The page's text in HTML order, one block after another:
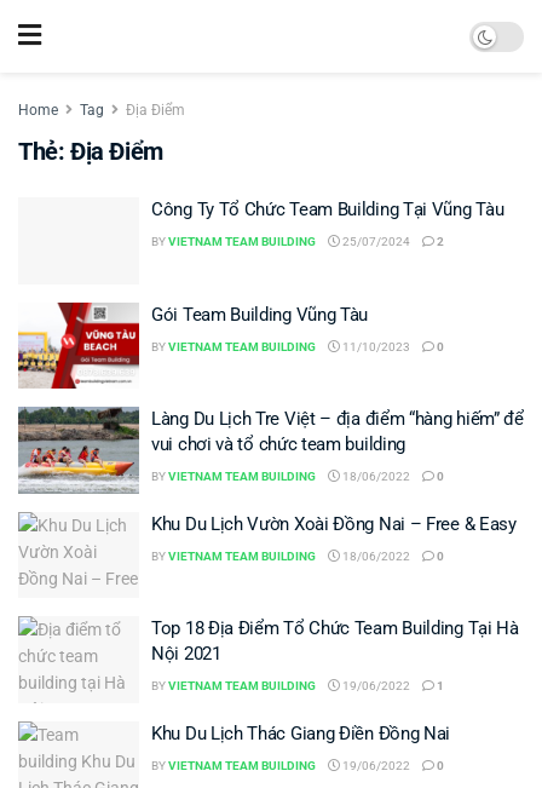
Home Tag Địa Điểm
Thẻ:Địa Điểm
Công Ty Tổ Chức Team Building Tại Vũng Tàu
BYVIETNAM TEAM BUILDING 25/07/2024 2
Gói Team Building Vũng Tàu
BYVIETNAM TEAM BUILDING 11/10/2023 0
Làng Du Lịch Tre Việt – địa điểm “hàng hiếm” để
vui chơi và tổ chức team building
BYVIETNAM TEAM BUILDING 18/06/2022 0
Khu Du Lịch Vườn Xoài Đồng Nai – Free & Easy
BYVIETNAM TEAM BUILDING 18/06/2022 0
Top 18 Địa Điểm Tổ Chức Team Building Tại Hà
Nội 2021
BYVIETNAM TEAM BUILDING 19/06/2022 1
Khu Du Lịch Thác Giang Điền Đồng Nai
BYVIETNAM TEAM BUILDING 19/06/2022 0